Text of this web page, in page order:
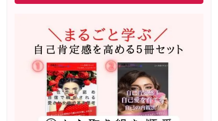
2022年2月〜6月 男性心理グループレッスン 20名様